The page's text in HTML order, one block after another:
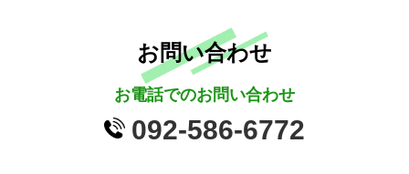
お問い合わせ
お電話でのお問い合わせ
092-586-6772